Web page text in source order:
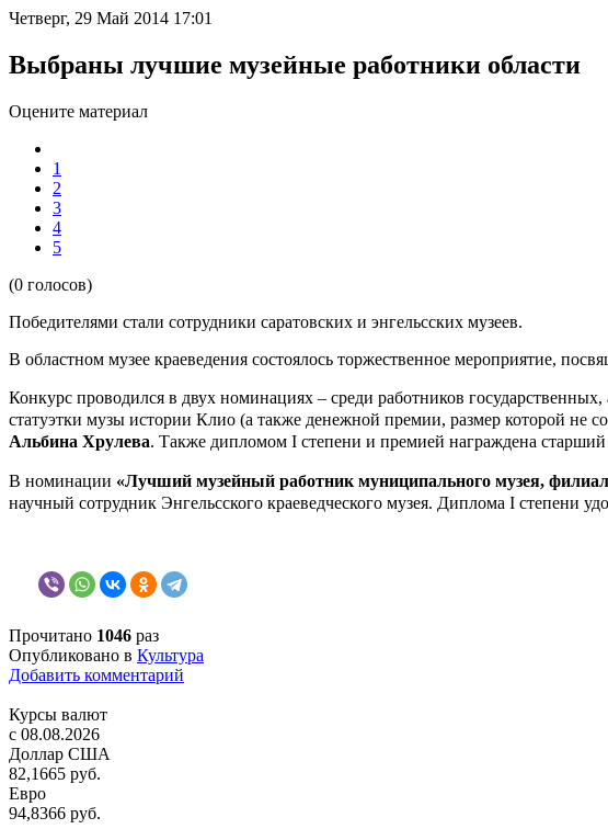
Четверг, 29 Май 2014 17:01
Выбраны лучшие музейные работники области
Оцените материал
1
2
3
4
5
(0 голосов)
Победителями стали сотрудники саратовских и энгельсских музеев.
В областном музее краеведения состоялось торжественное мероприятие,
Конкурс проводился в двух номинациях – среди работников
статуэтки музы истории Клио (а также денежной премии, размер которой не
Альбина Хрулева. Также дипломом I степени и премией награждена
В номинации «Лучший музейный работник муниципального музея,
научный сотрудник Энгельсского краеведческого музея. Диплома I степени
Прочитано 1046 раз
Опубликовано в Культура
Добавить комментарий
Курсы валют
c 08.08.2026
Доллар США
82,1665 руб.
Евро
94,8366 руб.